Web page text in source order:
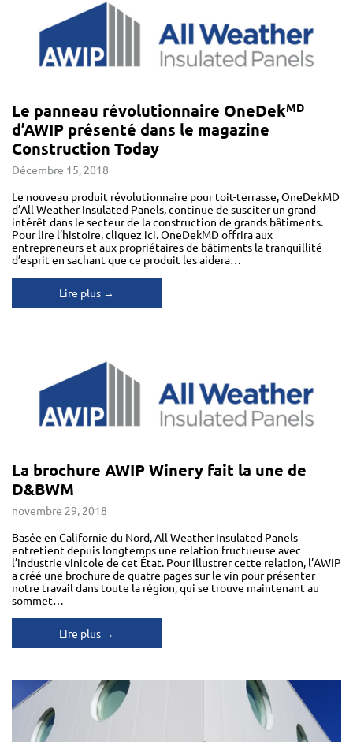
Le panneau révolutionnaire OneDekMD
d’AWIP présenté dans le magazine
Construction Today
Décembre 15, 2018
Le nouveau produit révolutionnaire pour toit-terrasse, OneDekMD
d’All Weather Insulated Panels, continue de susciter un grand
intérêt dans le secteur de la construction de grands bâtiments.
Pour lire l’histoire, cliquez ici. OneDekMD offrira aux
entrepreneurs et aux propriétaires de bâtiments la tranquillité
d’esprit en sachant que ce produit les aidera…
Lire plus →
La brochure AWIP Winery fait la une de
D&BWM
novembre 29, 2018
Basée en Californie du Nord, All Weather Insulated Panels
entretient depuis longtemps une relation fructueuse avec
l’industrie vinicole de cet État. Pour illustrer cette relation, l’AWIP
a créé une brochure de quatre pages sur le vin pour présenter
notre travail dans toute la région, qui se trouve maintenant au
sommet…
Lire plus →